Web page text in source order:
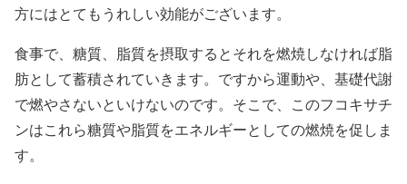
方にはとてもうれしい効能がございます。
食事で、糖質、脂質を摂取するとそれを燃焼しなければ脂
肪として蓄積されていきます。ですから運動や、基礎代謝
で燃やさないといけないのです。そこで、このフコキサチ
ンはこれら糖質や脂質をエネルギーとしての燃焼を促しま
す。